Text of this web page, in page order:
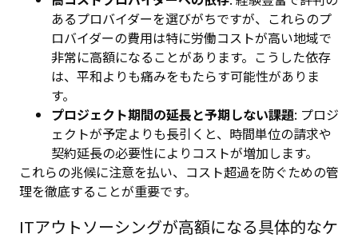
あるプロバイダーを選びがちですが、これらのプ
ロバイダーの費用は特に労働コストが高い地域で
非常に高額になることがあります。こうした依存
は、平和よりも痛みをもたらす可能性がありま
す。
プロジェクト期間の延長と予期しない課題: プロジ
ェクトが予定よりも長引くと、時間単位の請求や
契約延長の必要性によりコストが増加します。
これらの兆候に注意を払い、コスト超過を防ぐための管
理を徹底することが重要です。
ITアウトソーシングが高額になる具体的なケ